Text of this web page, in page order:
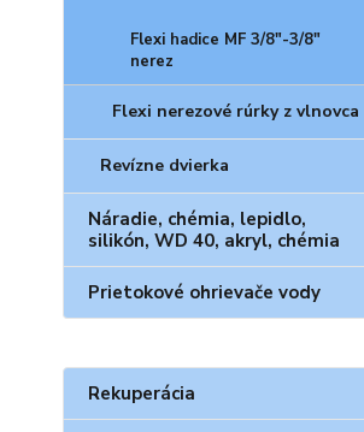
Flexi hadice MF 3/8"-3/8"
nerez
Flexi nerezové rúrky z vlnovca
Revízne dvierka
Náradie, chémia, lepidlo,
silikón, WD 40, akryl, chémia
Prietokové ohrievače vody
Rekuperácia